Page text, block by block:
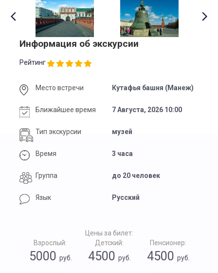
Информация об экскурсии
Рейтинг
Место встречи Кутафья башня (Манеж)
Ближайшее время 7 Августа, 2026 10:00
Тип экскурсии музей
Время 3 часа
Группа до 20 человек
Язык Русский
Цены за билет:
Взрослый:
5000 руб.
Детский:
4500 руб.
Пенсионер:
4500руб.